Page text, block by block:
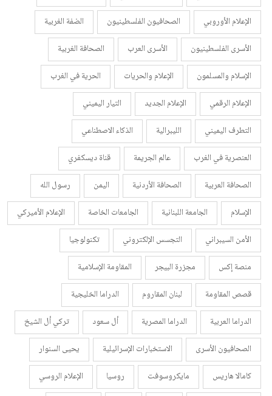
الإعلام الأوروبي
الصحافيون الفلسطينيون
الضفة الغربية
الأسرى الفلسطينيون
الأسرى العرب
الصحافة الغربية
الإسلام والمسلمون
الإعلام والحريات
الحرية في الغرب
الإعلام الرقمي
الإعلام الجديد
التيار اليميني
التطرف اليميني
الليبرالية
الذكاء الاصطناعي
العنصرية في الغرب
عالم الجريمة
قناة ديسكفري
الصحافة العربية
الصحافة الأردنية اليمن
رسول الله
الإسلام
الجامعة اللبنانية الجامعات الخاصة
الإعلام الأميركي
الأمن السيبراني
التجسس الإلكتروني
تكنولوجيا
منصة إكس
مجزرة البيجر
المقاومة الإسلامية
قصص المقاومة
لبنان المقاروم
الدراما الخليجية
الدراما العربية
الدراما المصرية أل سعود
تركي أل الشيخ
الصحافيون الأسرى
الاستخبارات الإسرائيلية
يحيى السنوار
كامالا هاريس
مايكروسوفت روسيا
الإعلام الروسي